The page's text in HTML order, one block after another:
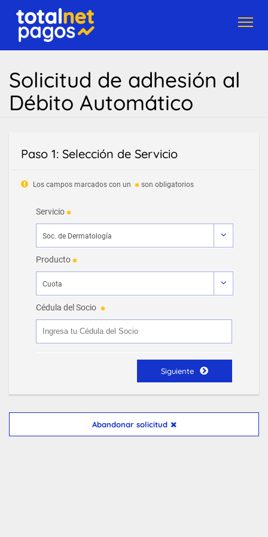
Solicitud de adhesión al
Débito Automático
Paso 1: Selección de Servicio
Los campos marcados con un son obligatorios
Servicio
Producto
Cédula del Socio
Siguiente
Abandonar solicitud